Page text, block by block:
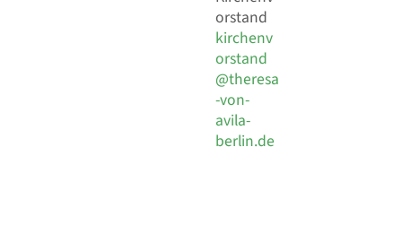
orstand
kirchenv
orstand
@theresa
-von-
avila-
berlin.de